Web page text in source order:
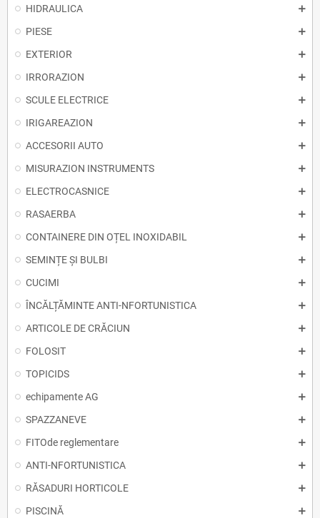
HIDRAULICA
PIESE
EXTERIOR
IRRORAZION
SCULE ELECTRICE
IRIGAREAZION
ACCESORII AUTO
MISURAZION INSTRUMENTS
ELECTROCASNICE
RASAERBA
CONTAINERE DIN OȚEL INOXIDABIL
SEMINȚE ȘI BULBI
CUCIMI
ÎNCĂLȚĂMINTE ANTI-NFORTUNISTICA
ARTICOLE DE CRĂCIUN
FOLOSIT
TOPICIDS
echipamente AG
SPAZZANEVE
FITOde reglementare
ANTI-NFORTUNISTICA
RĂSADURI HORTICOLE
PISCINĂ